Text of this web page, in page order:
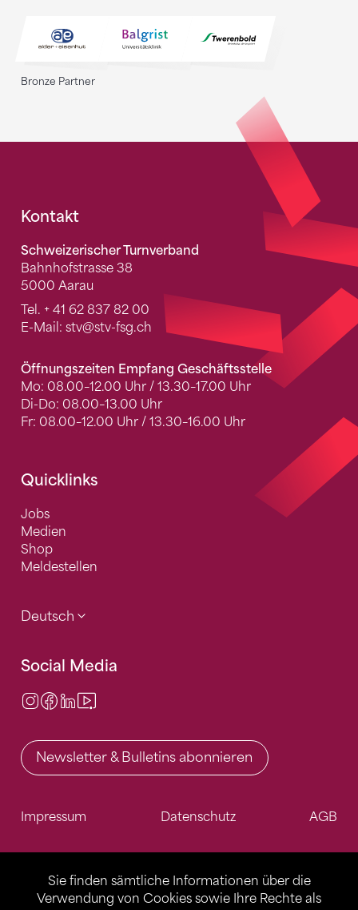
Sie finden sämtliche Informationen über die
Verwendung von Cookies sowie Ihre Rechte als
Bronze Partner
Fusszeile
Kontakt
Schweizerischer Turnverband
Bahnhofstrasse 38
5000 Aarau
Tel. + 41 62 837 82 00
E-Mail: stv@stv-fsg.ch
Öffnungszeiten Empfang Geschäftsstelle
Mo: 08.00–12.00 Uhr / 13.30–17.00 Uhr
Di-Do: 08.00–13.00 Uhr
Fr: 08.00–12.00 Uhr / 13.30–16.00 Uhr
Quicklinks
Jobs
Medien
Shop
Meldestellen
Deutsch
Social Media
Instagram
Facebook
LinkedIn
Newsletter & Bulletins abonnieren
Impressum Datenschutz AGB